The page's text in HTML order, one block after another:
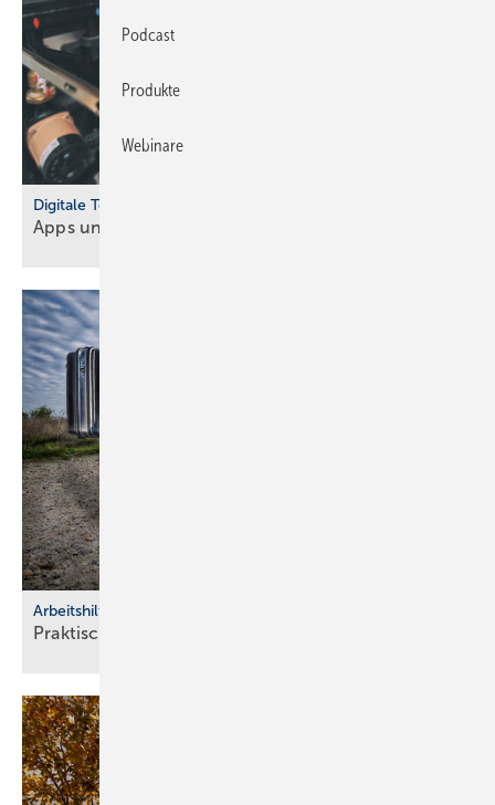
Digitale Tools
Apps und Soft­ware für Hand­werker und
Arbeitshilfen
Praktische Hilfs­mittel für
Podcast
Produkte
Webinare